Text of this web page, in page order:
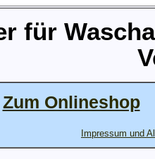
für
Zum Onlineshop
Impressum und